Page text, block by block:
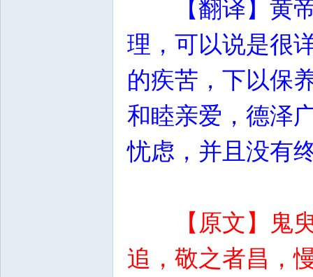
【翻译】黄
理，可以说是很
的疾苦，下以保
和睦亲爱，德泽
忧虑，并且没有
【原文】鬼
追，敬之者昌，